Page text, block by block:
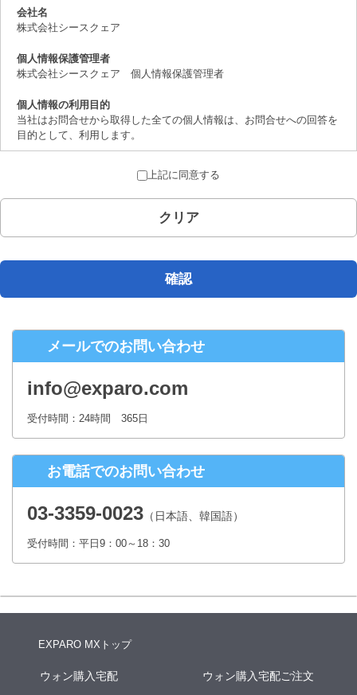
会社名
株式会社シースクェア
個人情報保護管理者
株式会社シースクェア 個人情報保護管理者
個人情報の利用目的
当社はお問合せから取得した全ての個人情報は、お問合せへの回答を
目的として、利用します。
取得した個人情報は、法律上許されている場合を除き、ご本人の了解
を得ることなく第三者に提供することはありません。
個人情報の取扱いの委託について
開示対象個人情報の開示等および問合せ窓口について
ご本人からの求めにより、当社が保有する開示対象個人情報の、利用
す。
株式会社シースクェア 個人情報お問合せ窓口
〒160-0023 東京都新宿区西新宿６丁目１２−１ パークウェストビ
ル１３階
Eメール：info@c-square.co.jp
（受付時間は、平日9時～17時30分 但し、年末年始、夏季休暇は除き
ます。）
個人情報を入力するにあたっての注意事項
回答ができない場合がございます。
本人が容易に認識できない方法による個人情報の取得
クッキーやWebビーコン等を用いるなどして、本人が容易に認識でき
上記に同意する
クリア
確認
メールでのお問い合わせ
info@exparo.com
受付時間：24時間 365日
お電話でのお問い合わせ
03-3359-0023 （日本語、韓国語）
受付時間：平日9：00～18：30
EXPARO MXトップ
ウォン購入宅配 ウォン購入宅配ご注文